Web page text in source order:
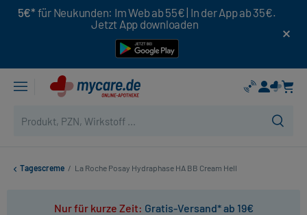
5€* für Neukunden: Im Web ab 55€ | In der App ab 35€.
Jetzt App downloaden
Tagescreme / La Roche Posay Hydraphase HA BB Cream Hell
Nur für kurze Zeit: Gratis-Versand* ab 19€